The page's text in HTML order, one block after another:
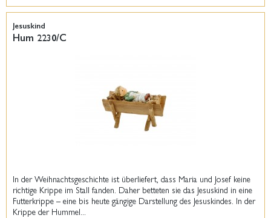
Jesuskind
Hum 2230/C
In der Weihnachtsgeschichte ist überliefert, dass Maria und Josef keine
richtige Krippe im Stall fanden. Daher betteten sie das Jesuskind in eine
Futterkrippe – eine bis heute gängige Darstellung des Jesuskindes. In der
Krippe der Hummel...